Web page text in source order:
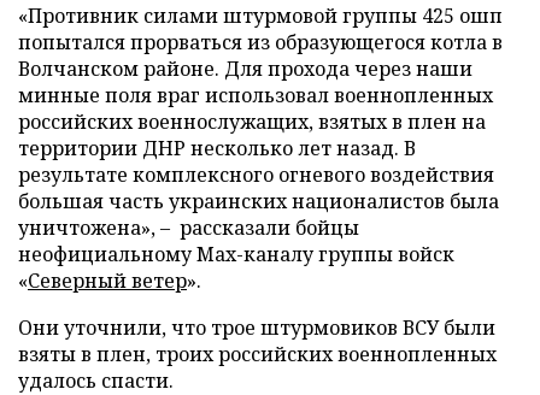
«Противник силами штурмовой группы 425 ошп
попытался прорваться из образующегося котла в
Волчанском районе. Для прохода через наши
минные поля враг использовал военнопленных
российских военнослужащих, взятых в плен на
территории ДНР несколько лет назад. В
результате комплексного огневого воздействия
большая часть украинских националистов была
уничтожена», – рассказали бойцы
неофициальному Max-каналу группы войск
«Северный ветер».
Они уточнили, что трое штурмовиков ВСУ были
взяты в плен, троих российских военнопленных
удалось спасти.